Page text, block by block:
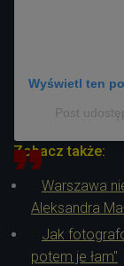
Wyświetl ten
Post
Zobacz także:
Warszawa
Aleksandra
Jak
potem je łam"